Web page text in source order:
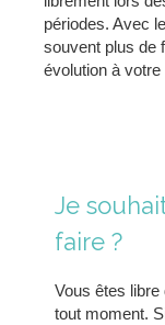
périodes. Avec
souvent plus de
évolution à votre
Je
faire ?
Vous êtes libre
tout moment.